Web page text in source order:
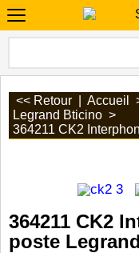
<< Retour Accueil
Legrand Bticino >
364211 CK2
364211 CK2
poste